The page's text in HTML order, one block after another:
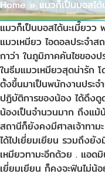
Home» แมวก็เป็นบอสได้
แมวก็เป็นบอสได้นะเมี๊ยวว
แมวเหมียว ไอดอลประจำ
กาว่า ในภูมิภาคคันไซของ
ในธีมแมวเหมียวสุดน่ารัก
ตั้งขึ้นมาเป็นพนักงานประจ
ปฏิบัติการของน้อง ได้ดึงดู
น้องเป็นจำนวนมาก ถึงแม้
สถานีก็ยังคงมีศาลเจ้าทาม
ได้ไปเยี่ยมเยียน รวมถึงยัง
เหมียวทามะอีกด้วย . แอดมิ
เยี่ยมเยียน ก็คงจะฟินไม่น้อ